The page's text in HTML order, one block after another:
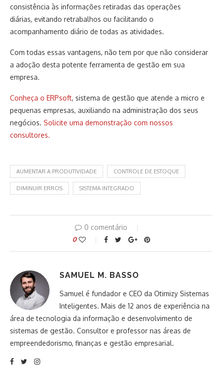
consistência às informações retiradas das operações
diárias, evitando retrabalhos ou facilitando o
acompanhamento diário de todas as atividades.
Com todas essas vantagens, não tem por que não considerar
a adoção desta potente ferramenta de gestão em sua
empresa.
Conheça o ERPsoft, sistema de gestão que atende a micro e
pequenas empresas, auxiliando na administração dos seus
negócios. Solicite uma demonstração com nossos
consultores.
AUMENTAR A PRODUTIVIDADE CONTROLE DE ESTOQUE
DIMINUIR ERROS SISTEMA INTEGRADO
0 comentário
0
SAMUEL M. BASSO
Samuel é fundador e CEO da Otimizy Sistemas
Inteligentes. Mais de 12 anos de experiência na
área de tecnologia da informação e desenvolvimento de
sistemas de gestão. Consultor e professor nas áreas de
empreendedorismo, finanças e gestão empresarial.